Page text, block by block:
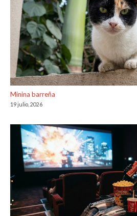
Minina barreña
19 julio, 2026